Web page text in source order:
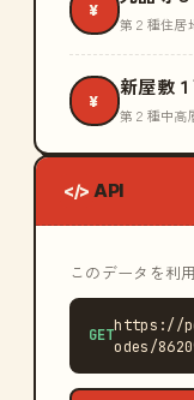
¥
第２種住居
¥
新屋敷
第２種中高
</> API
このデータを利
GET
https://
odes/